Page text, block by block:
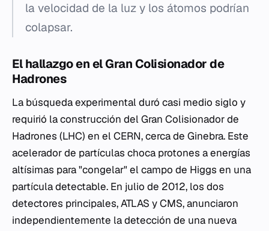
la velocidad de la luz y los átomos podrían
colapsar.
El hallazgo en el Gran Colisionador de
Hadrones
La búsqueda experimental duró casi medio siglo y
requirió la construcción del Gran Colisionador de
Hadrones (LHC) en el CERN, cerca de Ginebra. Este
acelerador de partículas choca protones a energías
altísimas para "congelar" el campo de Higgs en una
partícula detectable. En julio de 2012, los dos
detectores principales, ATLAS y CMS, anunciaron
independientemente la detección de una nueva